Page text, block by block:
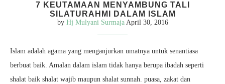
7 KEUTAMAAN MENYAMBUNG TALI
SILATURAHMI DALAM ISLAM
by Hj Mulyani Surmaja April 30, 2016
Islam adalah agama yang menganjurkan umatnya untuk senantiasa
berbuat baik. Amalan dalam islam tidak hanya berupa ibadah seperti
shalat baik shalat wajib maupun shalat sunnah. puasa, zakat dan